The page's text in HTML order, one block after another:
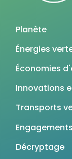
Planète
Énergies
Économies
Innovations
Transports
Décryptage